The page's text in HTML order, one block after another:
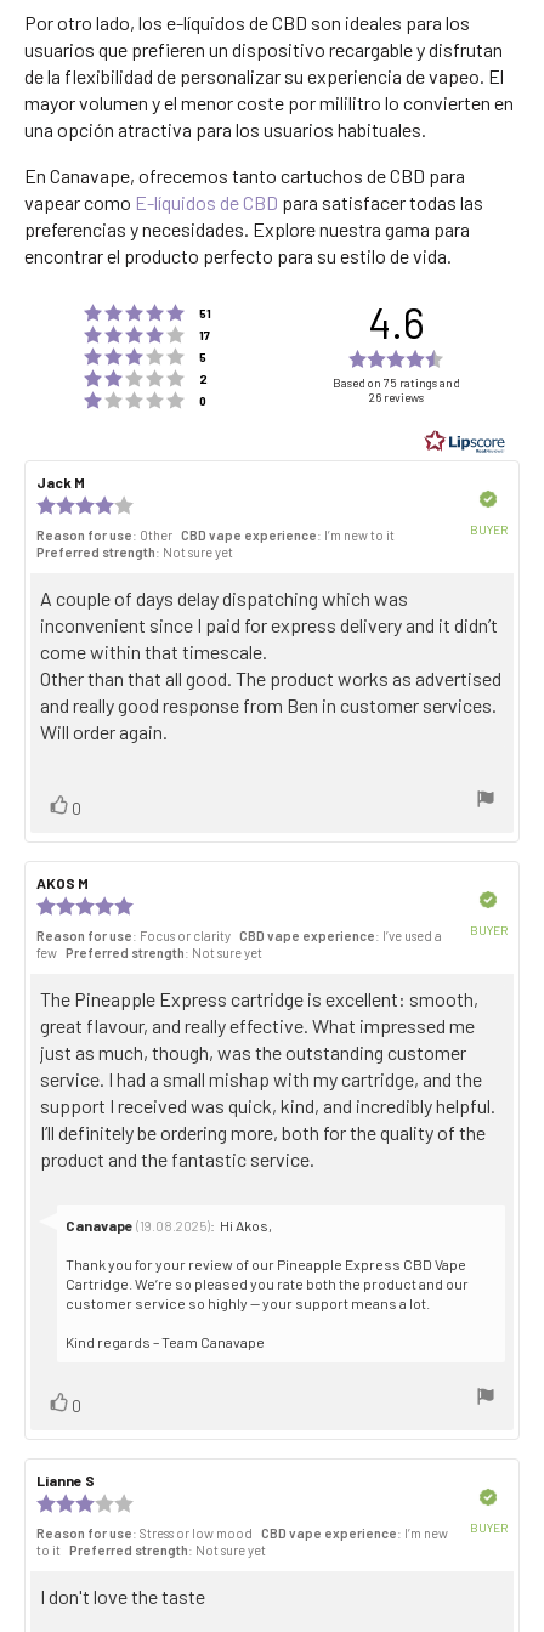
Por otro lado, los e-líquidos de CBD son ideales para los
usuarios que prefieren un dispositivo recargable y disfrutan
de la flexibilidad de personalizar su experiencia de vapeo. El
mayor volumen y el menor coste por mililitro lo convierten en
una opción atractiva para los usuarios habituales.
En Canavape, ofrecemos tanto cartuchos de CBD para
vapear como E-líquidos de CBD para satisfacer todas las
preferencias y necesidades. Explore nuestra gama para
encontrar el producto perfecto para su estilo de vida.
Rating 5 out of 5 stars
51
Rating 4 out of 5 stars
17
Rating 3 out of 5 stars
5
Rating 2 out of 5 stars
2
Rating 1 out of 5 stars
0
4.6
4.6
of
5
stars
Based on 75 ratings and
26 reviews
Review
author:
Jack M
date:
4.0
out
5
stars
Reason for use: Other CBD vape experience: I’m new to it
Preferred strength: Not sure yet
BUYER
Review
text:
A couple of days delay dispatching which was
inconvenient since I paid for express delivery and it didn’t
come within that timescale.
Other than that all good. The product works as advertised
and really good response from Ben in customer services.
Will order again.
Vote
0
Review
author:
AKOS M
date:
5.0
out
5
stars
Reason for use: Focus or clarity CBD vape experience: I’ve used a
few Preferred strength: Not sure yet
BUYER
Review
text:
The Pineapple Express cartridge is excellent: smooth,
great flavour, and really effective. What impressed me
just as much, though, was the outstanding customer
service. I had a small mishap with my cartridge, and the
support I received was quick, kind, and incredibly helpful.
I’ll definitely be ordering more, both for the quality of the
product and the fantastic service.
Reply
Canavape (19.08.2025): Hi Akos,
Thank you for your review of our Pineapple Express CBD Vape
Cartridge. We’re so pleased you rate both the product and our
customer service so highly — your support means a lot.
Kind regards – Team Canavape
Vote
0
Review
author:
Lianne S
date:
3.0
out
5
Reason for use: Stress or low mood CBD vape experience: I’m new
to it
Preferred strength: Not sure yet
BUYER
Review
I don't love the taste